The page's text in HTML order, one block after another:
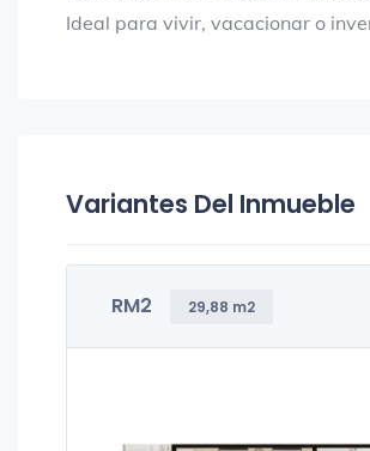
Ideal para vivir, vacacionar o
Variantes Del Inmueble
RM2 29,88 m2